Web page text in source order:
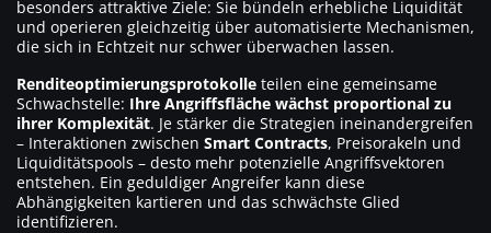
besonders attraktive Ziele: Sie bündeln erhebliche Liquidität
und operieren gleichzeitig über automatisierte Mechanismen,
die sich in Echtzeit nur schwer überwachen lassen.
Renditeoptimierungsprotokolle teilen eine gemeinsame
Schwachstelle: Ihre Angriffsfläche wächst proportional zu
ihrer Komplexität. Je stärker die Strategien ineinandergreifen
– Interaktionen zwischen Smart Contracts, Preisorakeln und
Liquiditätspools – desto mehr potenzielle Angriffsvektoren
entstehen. Ein geduldiger Angreifer kann diese
Abhängigkeiten kartieren und das schwächste Glied
identifizieren.